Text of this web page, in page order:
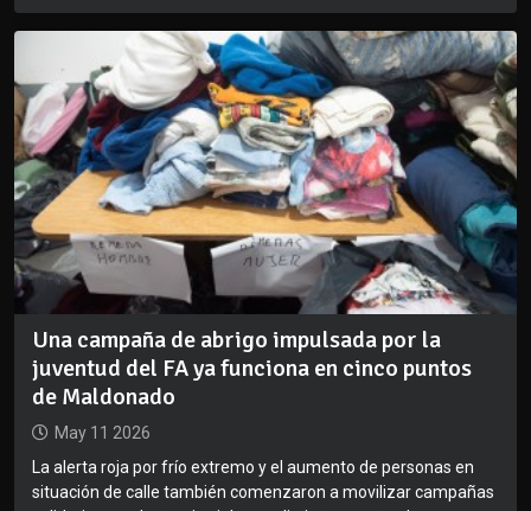
Una campaña de abrigo impulsada por la
juventud del FA ya funciona en cinco puntos
de Maldonado
May 11 2026
La alerta roja por frío extremo y el aumento de personas en
situación de calle también comenzaron a movilizar campañas